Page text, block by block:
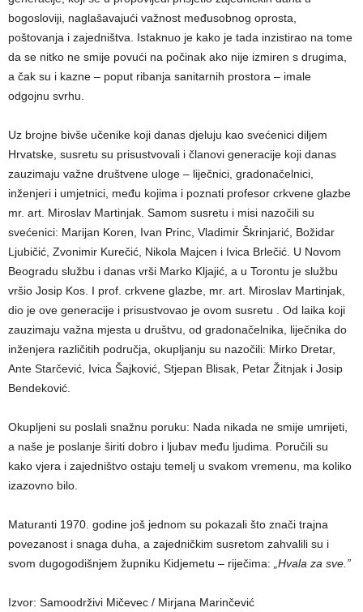
bogosloviji, naglašavajući važnost međusobnog oprosta,
poštovanja i zajedništva. Istaknuo je kako je tada inzistirao na tome
da se nitko ne smije povući na počinak ako nije izmiren s drugima,
a čak su i kazne – poput ribanja sanitarnih prostora – imale
odgojnu svrhu.
Uz brojne bivše učenike koji danas djeluju kao svećenici diljem
Hrvatske, susretu su prisustvovali i članovi generacije koji danas
zauzimaju važne društvene uloge – liječnici, gradonačelnici,
inženjeri i umjetnici, među kojima i poznati profesor crkvene glazbe
mr. art. Miroslav Martinjak. Samom susretu i misi nazočili su
svećenici: Marijan Koren, Ivan Princ, Vladimir Škrinjarić, Božidar
Ljubičić, Zvonimir Kurečić, Nikola Majcen i Ivica Brlečić. U Novom
Beogradu službu i danas vrši Marko Kljajić, a u Torontu je službu
vršio Josip Kos. I prof. crkvene glazbe, mr. art. Miroslav Martinjak,
dio je ove generacije i prisustvovao je ovom susretu . Od laika koji
zauzimaju važna mjesta u društvu, od gradonačelnika, liječnika do
inženjera različitih područja, okupljanju su nazočili: Mirko Dretar,
Ante Starčević, Ivica Šajković, Stjepan Blisak, Petar Žitnjak i Josip
Bendeković.
Okupljeni su poslali snažnu poruku: Nada nikada ne smije umrijeti,
a naše je poslanje širiti dobro i ljubav među ljudima. Poručili su
kako vjera i zajedništvo ostaju temelj u svakom vremenu, ma koliko
izazovno bilo.
Maturanti 1970. godine još jednom su pokazali što znači trajna
povezanost i snaga duha, a zajedničkim susretom zahvalili su i
svom dugogodišnjem župniku Kidjemetu – riječima:
„Hvala za sve.”
Izvor: Samoodrživi Mičevec / Mirjana Marinčević